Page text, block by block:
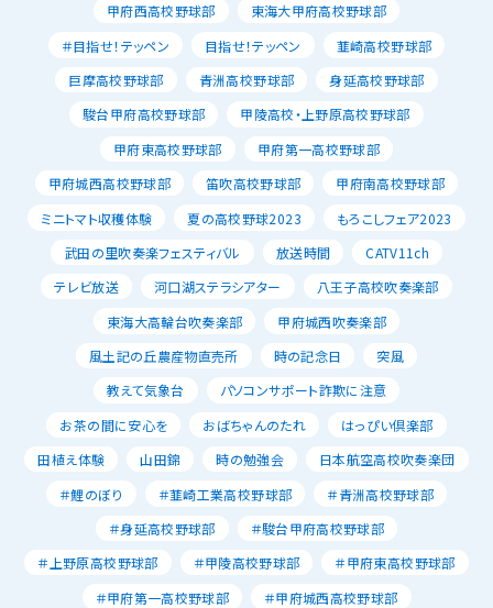
甲府西高校野球部
東海大甲府高校野球部
＃目指せ！テッペン
目指せ！テッペン
韮崎高校野球部
巨摩高校野球部
青洲高校野球部
身延高校野球部
駿台甲府高校野球部
甲陵高校・上野原高校野球部
甲府東高校野球部
甲府第一高校野球部
甲府城西高校野球部
笛吹高校野球部
甲府南高校野球部
ミニトマト収穫体験
夏の高校野球2023
もろこしフェア2023
武田の里吹奏楽フェスティバル
放送時間
CATV11ch
テレビ放送
河口湖ステラシアター
八王子高校吹奏楽部
東海大高輪台吹奏楽部
甲府城西吹奏楽部
風土記の丘農産物直売所
時の記念日
突風
教えて気象台
パソコンサポート詐欺に注意
お茶の間に安心を
おばちゃんのたれ
はっぴい倶楽部
田植え体験
山田錦 時の勉強会
日本航空高校吹奏楽団
＃鯉のぼり
＃韮崎工業高校野球部
＃青洲高校野球部
＃身延高校野球部
＃駿台甲府高校野球部
＃上野原高校野球部
＃甲陵高校野球部
＃甲府東高校野球部
＃甲府第一高校野球部
＃甲府城西高校野球部